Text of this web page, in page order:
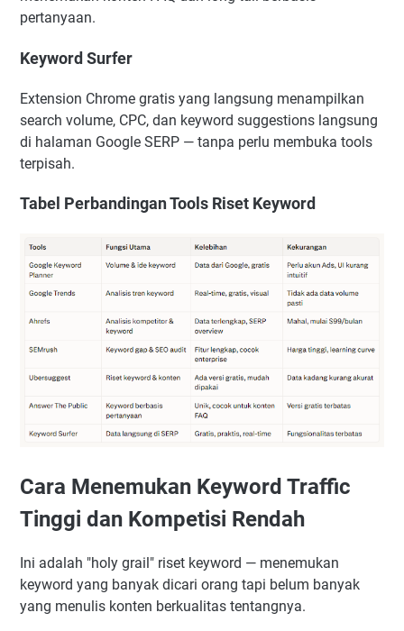
pertanyaan.
Keyword Surfer
Extension Chrome gratis yang langsung menampilkan
search volume, CPC, dan keyword suggestions langsung
di halaman Google SERP — tanpa perlu membuka tools
terpisah.
Tabel Perbandingan Tools Riset Keyword
Cara Menemukan Keyword Traffic
Tinggi dan Kompetisi Rendah
Ini adalah "holy grail" riset keyword — menemukan
keyword yang banyak dicari orang tapi belum banyak
yang menulis konten berkualitas tentangnya.